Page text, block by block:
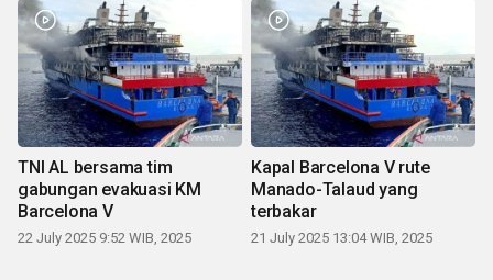
TNI AL bersama tim
gabungan evakuasi KM
Barcelona V
22 July 2025 9:52 WIB, 2025
Kapal Barcelona V rute
Manado-Talaud yang
terbakar
21 July 2025 13:04 WIB, 2025